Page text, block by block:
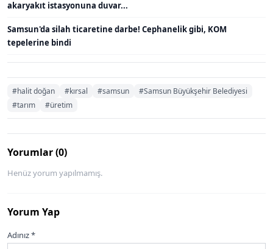
akaryakıt istasyonuna duvar...
Samsun'da silah ticaretine darbe! Cephanelik gibi, KOM
tepelerine bindi
#halit doğan #kırsal #samsun
#Samsun Büyükşehir Belediyesi
#tarım
#üretim
Yorumlar (0)
Henüz yorum yapılmamış.
Yorum Yap
Adınız *